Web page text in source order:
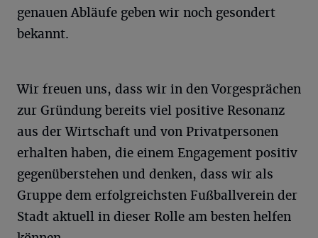
genauen Abläufe geben wir noch gesondert
bekannt.
Wir freuen uns, dass wir in den Vorgesprächen
zur Gründung bereits viel positive Resonanz
aus der Wirtschaft und von Privatpersonen
erhalten haben, die einem Engagement positiv
gegenüberstehen und denken, dass wir als
Gruppe dem erfolgreichsten Fußballverein der
Stadt aktuell in dieser Rolle am besten helfen